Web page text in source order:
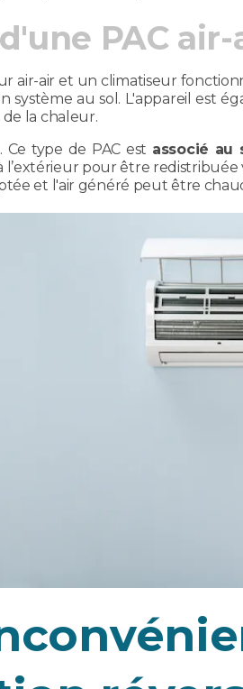
PAC
air-air et un climatiseur
au sol. L'appareil est
la chaleur.
type de PAC est associé
l’extérieur pour être
et l'air généré peut être